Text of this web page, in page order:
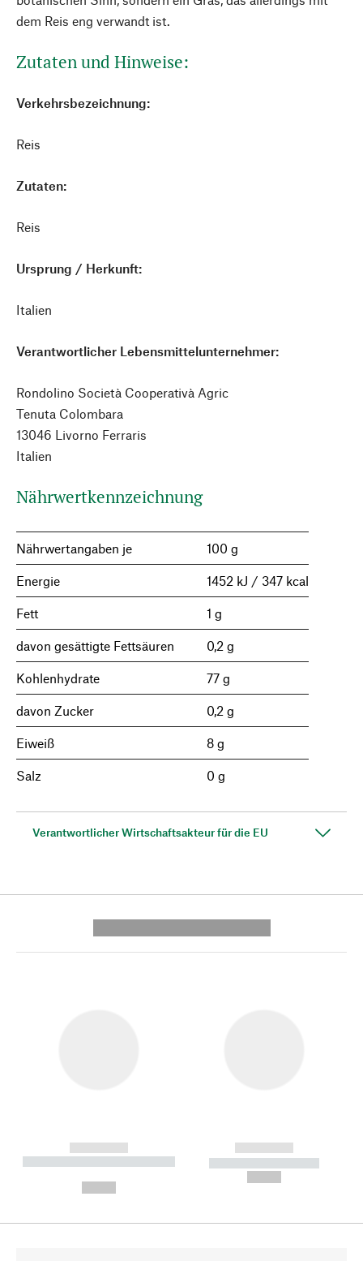
dem Reis eng verwandt ist.
Zutaten und Hinweise:
Verkehrsbezeichnung:
Reis
Zutaten:
Reis
Ursprung / Herkunft:
Italien
Verantwortlicher Lebensmittelunternehmer:
Rondolino Società Cooperativà Agric
Tenuta Colombara
13046 Livorno Ferraris
Italien
Nährwertkennzeichnung
Nährwertangaben je 100 g
Energie 1452 kJ / 347 kcal
Fett 1 g
davon gesättigte Fettsäuren 0,2 g
Kohlenhydrate 77 g
davon Zucker 0,2 g
Eiweiß 8 g
Salz 0 g
Verantwortlicher Wirtschaftsakteur für die EU
------------
----------- ----------- --------
------------
----------- -----------